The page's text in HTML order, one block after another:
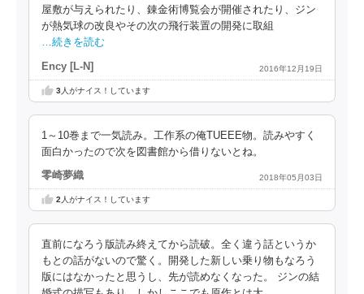
屋敷が与えられたり、錬金術博覧会が開催されたり、ジン
が熱気球の改良やその次の飛行装置の開発に取組
…続きを読む
Ency [L-N] 2016年12月19日
3人がナイス！しています
1～10巻まで一気読み。工作系の俺TUEEE物。読みやすく
面白かったので次を図書館から借りないとね。
零崎夢織 2018年05月03日
2 人がナイス！しています
直前になろう版読み終えてから読破。全く違う話というか
もとの話がないので驚く。開発した新しい乗り物もなろう
版にはなかったと思うし、先が読めなくなった。 ジンの結